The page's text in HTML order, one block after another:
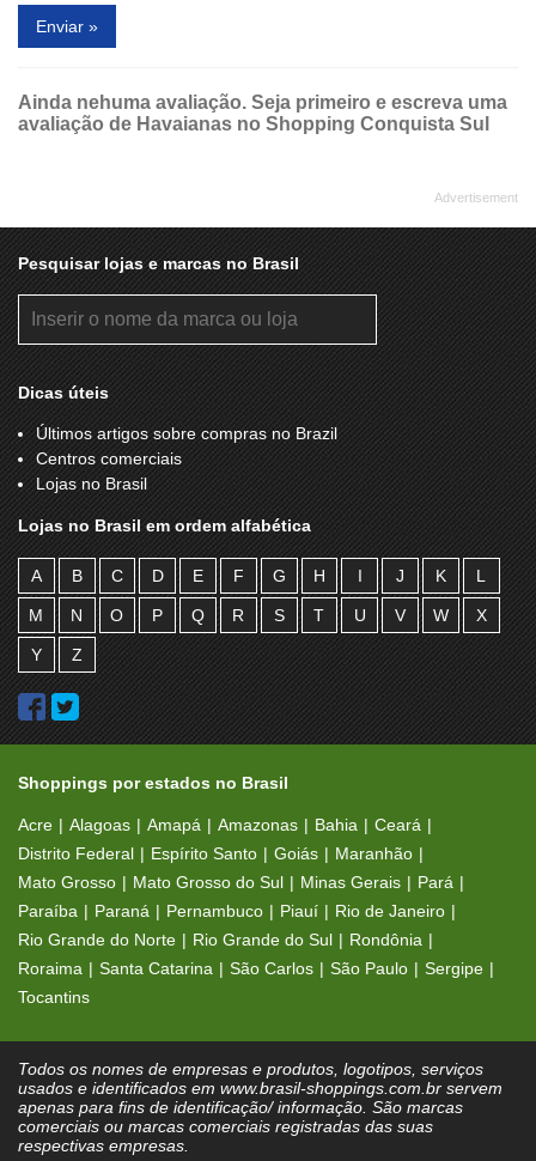
Enviar »
Ainda nehuma avaliação. Seja primeiro e escreva uma
avaliação de Havaianas no Shopping Conquista Sul
Pesquisar lojas e marcas no Brasil
Dicas úteis
Últimos artigos sobre compras no Brazil
Centros comerciais
Lojas no Brasil
Lojas no Brasil em ordem alfabética
A B C D E F G H I J K L
M N O P Q R S T U V W X
Y Z
Shoppings por estados no Brasil
Acre Alagoas Amapá Amazonas Bahia
Ceará
Distrito Federal
Espírito Santo Goiás
Maranhão
Mato Grosso
Mato Grosso do Sul Minas Gerais
Pará
Paraíba
Paraná Pernambuco Piauí
Rio de Janeiro
Rio Grande do Norte
Rio Grande do Sul
Rondônia
Roraima
Santa Catarina São Carlos São Paulo
Sergipe
Tocantins
Todos os nomes de empresas e produtos, logotipos, serviços
usados e identificados em www.brasil-shoppings.com.br servem
apenas para fins de identificação/ informação. São marcas
comerciais ou marcas comerciais registradas das suas
respectivas empresas.